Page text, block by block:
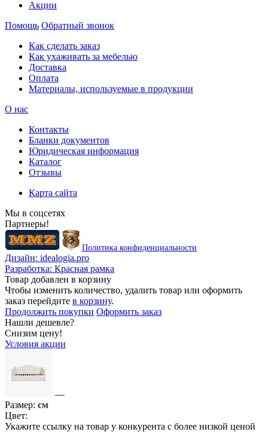
Акции
Помощь Обратный звонок
Как сделать заказ
Как ухаживать за мебелью
Доставка
Оплата
Материалы, используемые в продукции
О нас
Контакты
Бланки документов
Юридическая информация
Каталог
Отзывы
Карта сайта
Мы в соцсетях
Партнеры!
Политика конфиденциальности
Дизайн: idealogia.pro
Разработка: Красная рамка
Товар добавлен в корзину
Чтобы изменить количество, удалить товар или оформить
заказ перейдите в корзину.
Продолжить покупки Оформить заказ
Нашли дешевле?
Снизим цену!
Условия акции
—
Размер: см
Цвет:
Укажите ссылку на товар у конкурента с более низкой ценой